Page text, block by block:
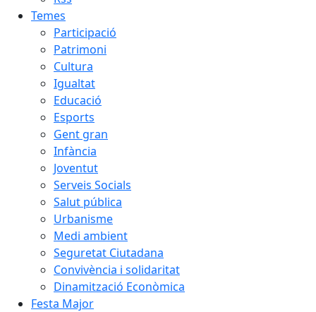
Temes
Participació
Patrimoni
Cultura
Igualtat
Educació
Esports
Gent gran
Infància
Joventut
Serveis Socials
Salut pública
Urbanisme
Medi ambient
Seguretat Ciutadana
Convivència i solidaritat
Dinamització Econòmica
Festa Major